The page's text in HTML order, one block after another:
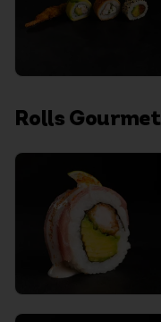
Rolls Gourmet